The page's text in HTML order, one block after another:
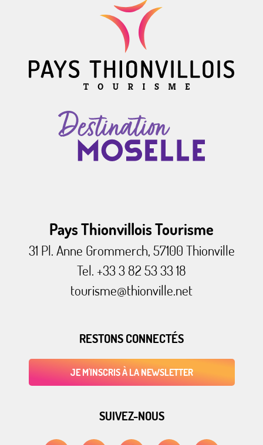
Pays Thionvillois Tourisme
31 Pl. Anne Grommerch, 57100 Thionville
Tel. +33 3 82 53 33 18
tourisme@thionville.net
RESTONS CONNECTÉS
JE M'INSCRIS À LA NEWSLETTER
SUIVEZ-NOUS